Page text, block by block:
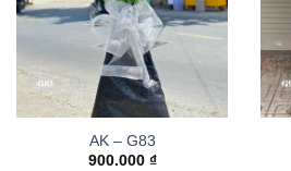
AK – G83
900.000 ₫